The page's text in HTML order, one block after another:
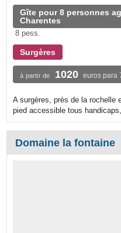
Gîte pour 8 personnes
Charentes
8 pess.
Surgères
à partir de 1020 euros para
A surgères, près de la rochelle
pied accessible tous
Domaine la fontaine